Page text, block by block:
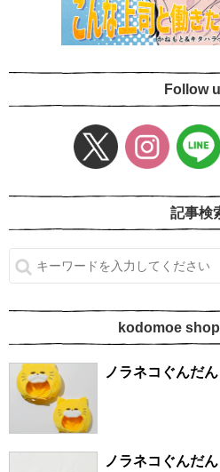
Follow
記事検
kodomoe
ノラネコぐんだ